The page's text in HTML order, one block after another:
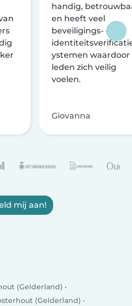
handig,
en heeft veel
beveiligings- en
ystemen waardoor
leden zich veilig
voelen.
Giovanna
mij aan!
(Gelderland)
(Gelderland)